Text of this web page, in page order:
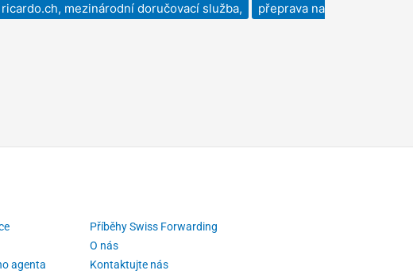
ricardo.ch, mezinárodní doručovací služba,
přeprava na
agenta
Příběhy Swiss Forwarding
O nás
Kontaktujte nás